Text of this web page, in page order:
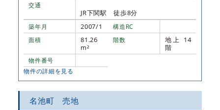
交通
JR下関駅 徒歩8分
築年月 2007/1
構造RC
面積
81.26
m²
階数
地上 14
階
物件番号
物件の詳細を見る
名池町 売地